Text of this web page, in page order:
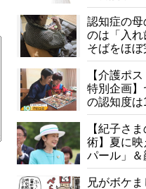
意
認知症の母
のは「入れ
そばをほ
子が血の
【介護ポ
特別企画】
の認知度は
行語大賞
律にも明
て現在は？
【紀子さ
術】夏に
パール」＆
ぐ「揺れ
け方
兄がボケ